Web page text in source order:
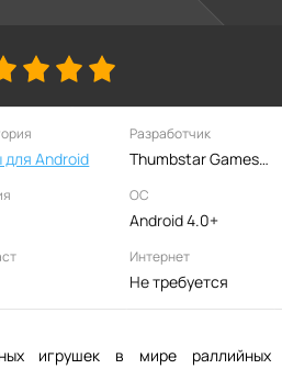
для Android
Разработчик
Thumbstar Games Ltd
ОС
Android 4.0+
Интернет
Не требуется
игрушек в мире раллийных